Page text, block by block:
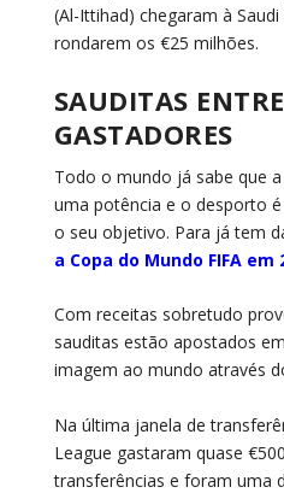
(Al-Ittihad) chegaram à
rondarem os €25 milhões.
SAUDITAS
GASTADORES
Todo o mundo já sabe que
uma potência e o desporto
o seu objetivo. Para já tem
a Copa do Mundo FIFA em
Com receitas sobretudo
sauditas estão apostados
imagem ao mundo através
Na última janela de
League gastaram quase
transferências e foram uma